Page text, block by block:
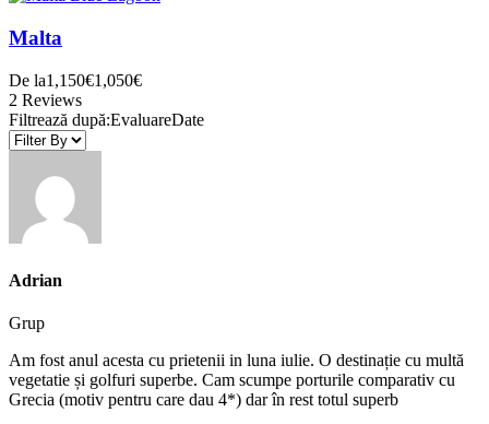
Malta
De la1,150€1,050€
2 Reviews
Filtrează după:EvaluareDate
Adrian
Grup
Am fost anul acesta cu prietenii in luna iulie. O destinație cu multă
vegetatie și golfuri superbe. Cam scumpe porturile comparativ cu
Grecia (motiv pentru care dau 4*) dar în rest totul superb